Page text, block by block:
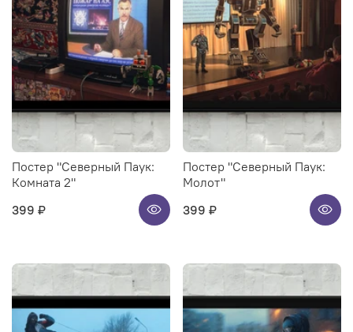
Постер "Северный Паук:
Комната 2"
399 ₽
Постер "Северный Паук:
Молот"
399 ₽